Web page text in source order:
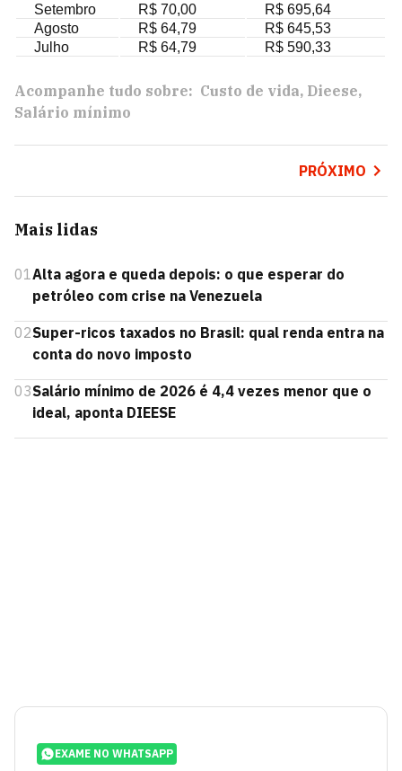
Setembro R$ 70,00
R$ 695,64
Agosto
R$ 64,79
R$ 645,53
Julho
R$ 64,79 R$ 590,33
Acompanhe tudo sobre: Custo de vida Dieese
Salário mínimo
PRÓXIMO
Mais lidas
01Alta agora e queda depois: o que esperar do
petróleo com crise na Venezuela
02Super-ricos taxados no Brasil: qual renda entra na
conta do novo imposto
03Salário mínimo de 2026 é 4,4 vezes menor que o
ideal, aponta DIEESE
EXAME NO WHATSAPP